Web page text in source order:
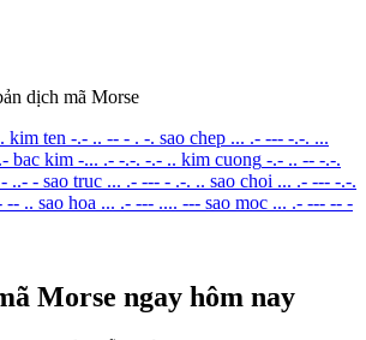
dịch mã Morse
kim ten -.- .. -- - . -. sao chep ... .- --- -.-. ...
bac kim -... .- -.-. -.- .. kim cuong -.- .. -- -.-.
..- - sao truc ... .- --- - .-. .. sao choi ... .- --- -.-.
-- .. sao hoa ... .- --- .... --- sao moc ... .- --- -- -
Morse ngay hôm nay